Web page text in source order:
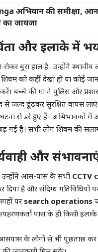
अभियान की समीक्षा,
का जायजा
और इलाके में
रोकर बुरा हाल है। उन्होंने
को कहीं देखा हो या कोई
बच्चे की मां ने पुलिस और
जल्द ढूंढकर सुरक्षित वापस
से डरे हुए हैं। अभिभावकों में
गई है। सभी लोग शिवम की
और
उन्होंने आस-पास के सभी CCTV
है और संदिग्ध गतिविधियों
पर search operations
पास के ही किसी
के लोगों से भी पूछताछ कर